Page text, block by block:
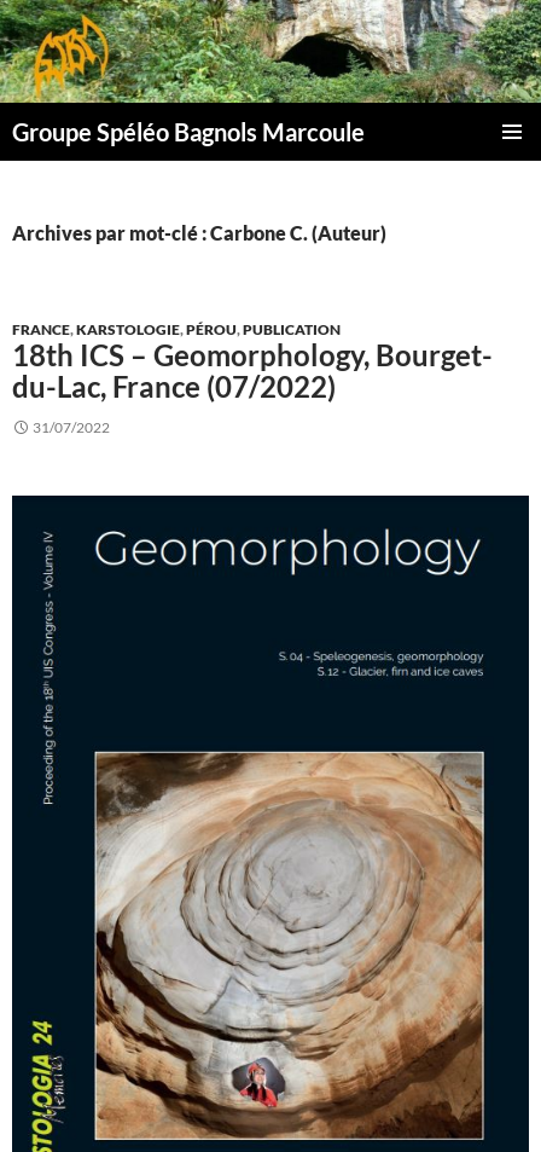
Aller
au
contenu
Groupe Spéléo Bagnols Marcoule
Archives par mot-clé : Carbone C. (Auteur)
FRANCE,KARSTOLOGIE,PÉROU,PUBLICATION
18th ICS – Geomorphology, Bourget-
du-Lac, France (07/2022)
31/07/2022